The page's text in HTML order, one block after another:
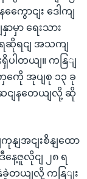
ောငျး ဒေါကျ
မှာ ရေးသား
အရဆိုရငျ အသကျ
ပါတယျ။ ကနြျ
ေို အုပျစု ၁၃ ခု
ျဆငျနတေယျလို့ ဆို
ျအငျးစိနျထော
ေ့ဇူလိုငျ ၂၈ ရ
ခဲ့တယျလို့ ကနြျး